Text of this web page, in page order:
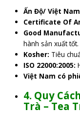
Ấn Độ/ Việt
Certificate Of
Good
hành sản xuất tốt.
Kosher: Tiêu
ISO 22000:2005:
Việt Nam có
4. Quy
Trà – Tea